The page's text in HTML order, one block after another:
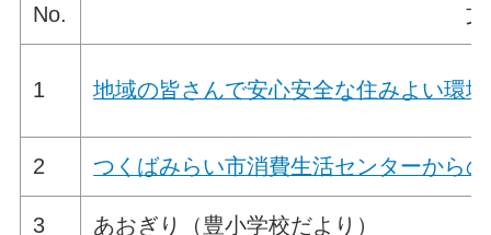
No.
1 地域の皆さんで安心安全な住みよい環
2 つくばみらい市消費生活センターから
3 あおぎり（豊小学校だより）